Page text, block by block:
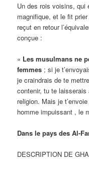
Un des rois voisins, qui
magnifique, et le fit
reçut en retour
conçue :
« Les musulmans ne
femmes ; si je
je craindrais de te
contenir, tu te
religion. Mais je
homme impuissant , le
Dans le pays des Al-
DESCRIPTION DE